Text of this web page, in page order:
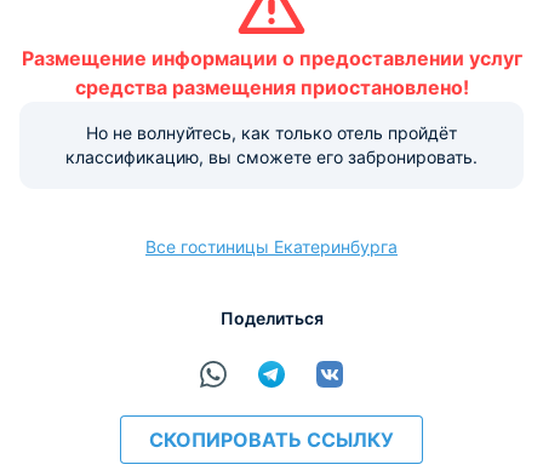
00:00-13:59 - ½ суток
Условия и правила проживания:
расчёт
Размещение информации о предоставлении услуг
средства размещения приостановлено!
Но не волнуйтесь, как только отель пройдёт
классификацию, вы сможете его забронировать.
Все гостиницы Екатеринбурга
Поделиться
СКОПИРОВАТЬ ССЫЛКУ